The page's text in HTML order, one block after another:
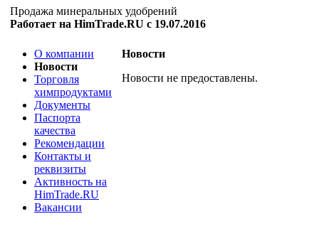
Продажа минеральных удобрений
Работает на HimTrade.RU с 19.07.2016
О компании
Новости
Торговля
химпродуктами
Документы
Паспорта
качества
Рекомендации
Контакты и
реквизиты
Активность на
HimTrade.RU
Вакансии
Новости
Новости не предоставлены.